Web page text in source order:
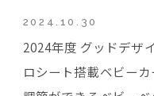
2024.10.30
2024年度 グッドデザ
ロシート搭載ベビー